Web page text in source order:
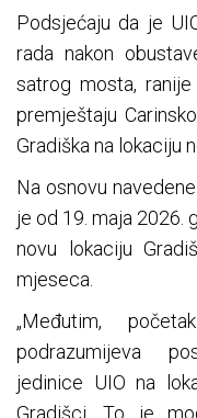
Podsjećaju da je
rada nakon
satrog mosta,
premještaju
Gradiška na lokaciju
Na osnovu
je od 19. maja 2026.
novu lokaciju
mjeseca.
„Međutim,
podrazumijeva
jedinice UIO na
Gradišci. To je